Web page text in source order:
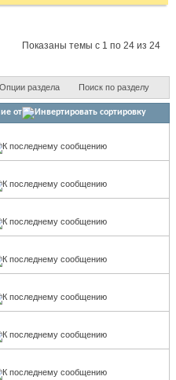
Показаны темы с 1 по 24 из 24
Опции раздела Поиск по разделу
от